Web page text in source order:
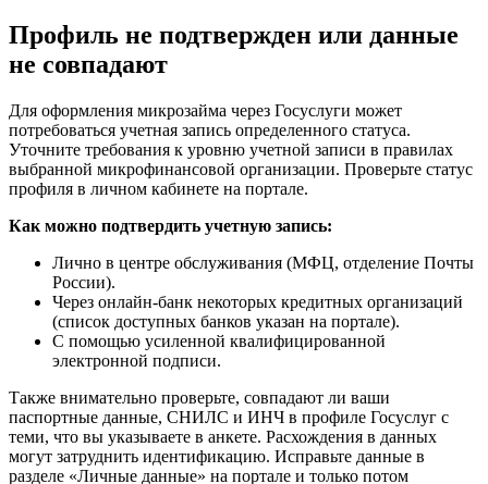
Профиль не подтвержден или данные
не совпадают
Для оформления микрозайма через Госуслуги может
потребоваться учетная запись определенного статуса.
Уточните требования к уровню учетной записи в правилах
выбранной микрофинансовой организации. Проверьте статус
профиля в личном кабинете на портале.
Как можно подтвердить учетную запись:
Лично в центре обслуживания (МФЦ, отделение Почты
России).
Через онлайн-банк некоторых кредитных организаций
(список доступных банков указан на портале).
С помощью усиленной квалифицированной
электронной подписи.
Также внимательно проверьте, совпадают ли ваши
паспортные данные, СНИЛС и ИНЧ в профиле Госуслуг с
теми, что вы указываете в анкете. Расхождения в данных
могут затруднить идентификацию. Исправьте данные в
разделе «Личные данные» на портале и только потом